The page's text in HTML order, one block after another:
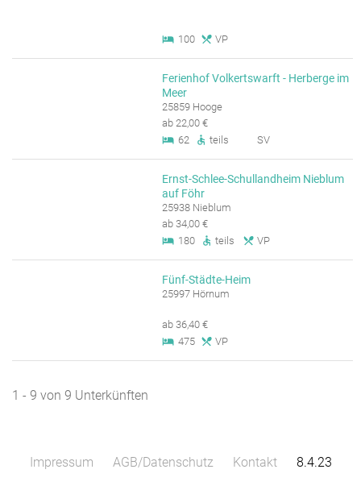
100 VP
Ferienhof Volkertswarft - Herberge im
Meer
25859 Hooge
ab 22,00 €
62
teils SV
Ernst-Schlee-Schullandheim Nieblum
auf Föhr
25938 Nieblum
ab 34,00 €
180
teils VP
Fünf-Städte-Heim
25997 Hörnum
ab 36,40 €
475
VP
1 - 9 von 9 Unterkünften
Impressum AGB/Datenschutz Kontakt 8.4.23